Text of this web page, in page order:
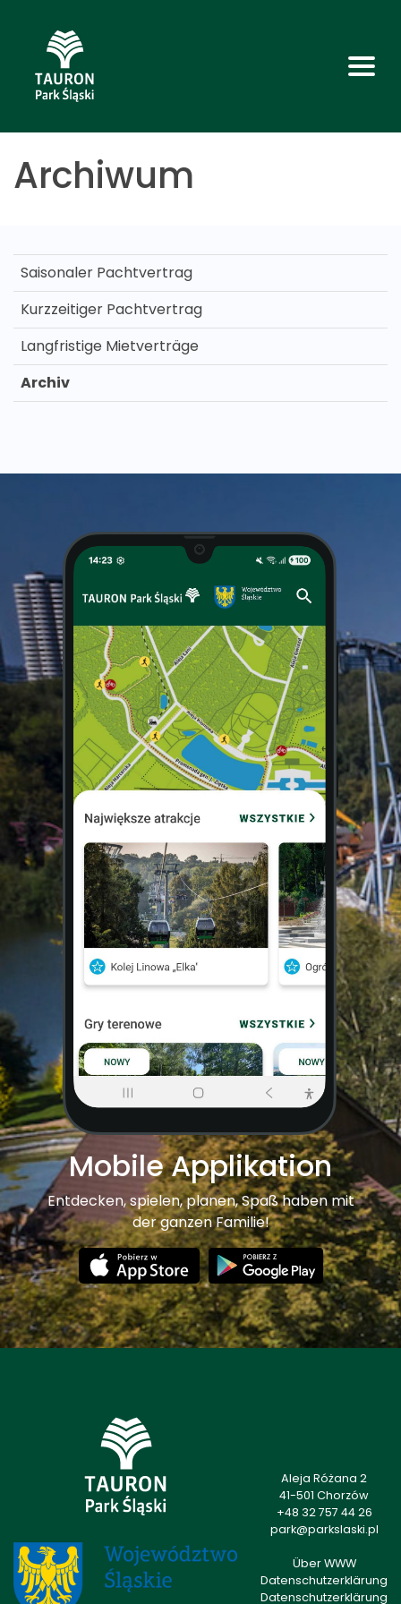
Archiwum
Saisonaler Pachtvertrag
Kurzzeitiger Pachtvertrag
Langfristige Mietverträge
Archiv
Mobile Applikation
Entdecken, spielen, planen, Spaß haben mit
der ganzen Familie!
Aleja Różana 2
41-501 Chorzów
+48 32 757 44 26
park@parkslaski.pl
Über WWW
Datenschutzerklärung
Datenschutzerklärung